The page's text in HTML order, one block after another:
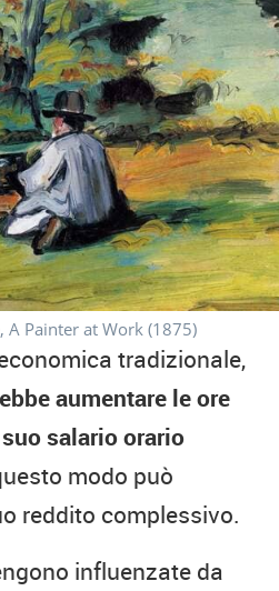
A Painter at Work (1875)
tradizionale,
aumentare le ore
salario orario
modo può
reddito complessivo.
influenzate da